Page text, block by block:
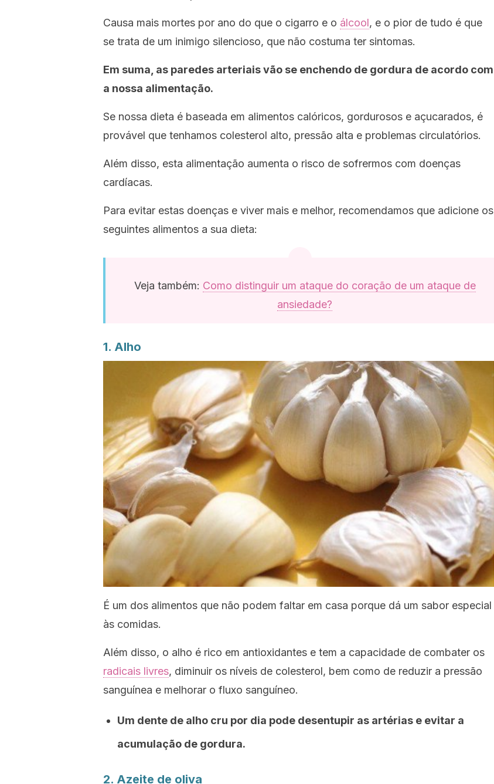
Causa mais mortes por ano do que o cigarro e o álcool, e o pior de tudo é que
se trata de um inimigo silencioso, que não costuma ter sintomas.
Em suma, as paredes arteriais vão se enchendo de gordura de acordo com
a nossa alimentação.
Se nossa dieta é baseada em alimentos calóricos, gordurosos e açucarados, é
provável que tenhamos colesterol alto, pressão alta e problemas circulatórios.
Além disso, esta alimentação aumenta o risco de sofrermos com doenças
cardíacas.
Para evitar estas doenças e viver mais e melhor, recomendamos que adicione os
seguintes alimentos a sua dieta:
Veja também: Como distinguir um ataque do coração de um ataque de
ansiedade?
1. Alho
É um dos alimentos que não podem faltar em casa porque dá um sabor especial
às comidas.
Além disso, o alho é rico em antioxidantes e tem a capacidade de combater os
radicais livres, diminuir os níveis de colesterol, bem como de reduzir a pressão
sanguínea e melhorar o fluxo sanguíneo.
Um dente de alho cru por dia pode desentupir as artérias e evitar a
acumulação de gordura.
2. Azeite de oliva